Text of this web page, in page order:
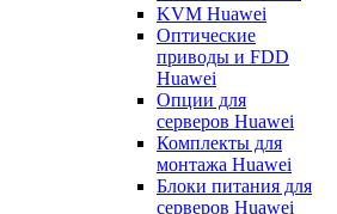
KVM Huawei
Оптические
приводы и FDD
Huawei
Опции для
серверов Huawei
Комплекты для
монтажа Huawei
Блоки питания для
серверов Huawei